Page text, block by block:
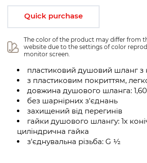
Quick purchase
The color of the product may differ from
website due to the settings of color
monitor screen.
пластиковий душовий шланг з
з пластиковим покриттям,
довжина душового шланга:
без шарнірних з'єднань
захищений від перегинів
гайки душового шлангу: 1x
циліндрична гайка
з'єднувальна різьба: G ½